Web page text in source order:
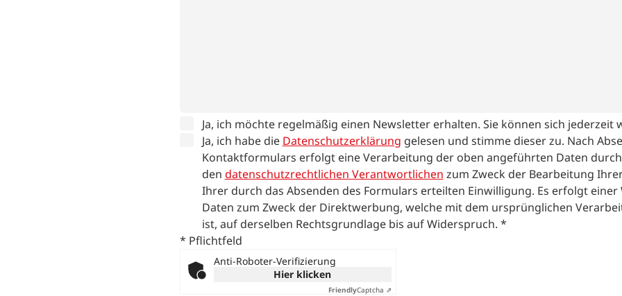
Ja, ich möchte regelmäßig einen Newsletter erhalten. Sie können sich jederzeit
Ja, ich habe die Datenschutzerklärung gelesen und stimme dieser zu. Nach
Kontaktformulars erfolgt eine Verarbeitung der oben angeführten Daten durch
den datenschutzrechtlichen Verantwortlichen zum Zweck der Bearbeitung
Ihrer durch das Absenden des Formulars erteilten Einwilligung. Es erfolgt
Daten zum Zweck der Direktwerbung, welche mit dem ursprünglichen
ist, auf derselben Rechtsgrundlage bis auf Widerspruch. *
* Pflichtfeld
Anti-Roboter-Verifizierung
Hier klicken
FriendlyCaptcha ⇗